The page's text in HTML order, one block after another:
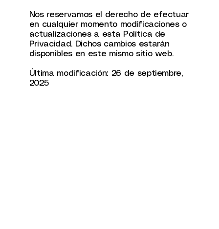
Nos reservamos el derecho de efectuar
en cualquier momento modificaciones o
actualizaciones a esta Política de
Privacidad. Dichos cambios estarán
disponibles en este mismo sitio web.
Última modificación: 26 de septiembre,
2025